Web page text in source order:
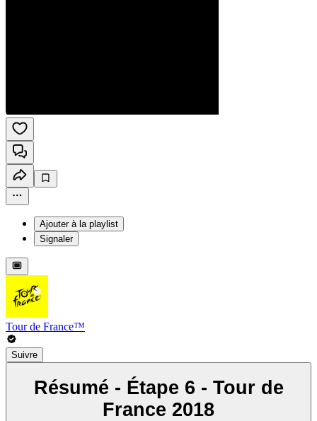
Ajouter à la playlist
Signaler
Tour de France™
Suivre
Résumé - Étape 6 - Tour de
France 2018